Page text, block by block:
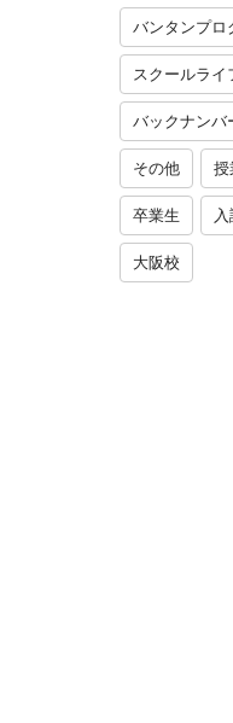
バンタンプロ
スクールライ
バックナンバ
その他 授
卒業生
大阪校